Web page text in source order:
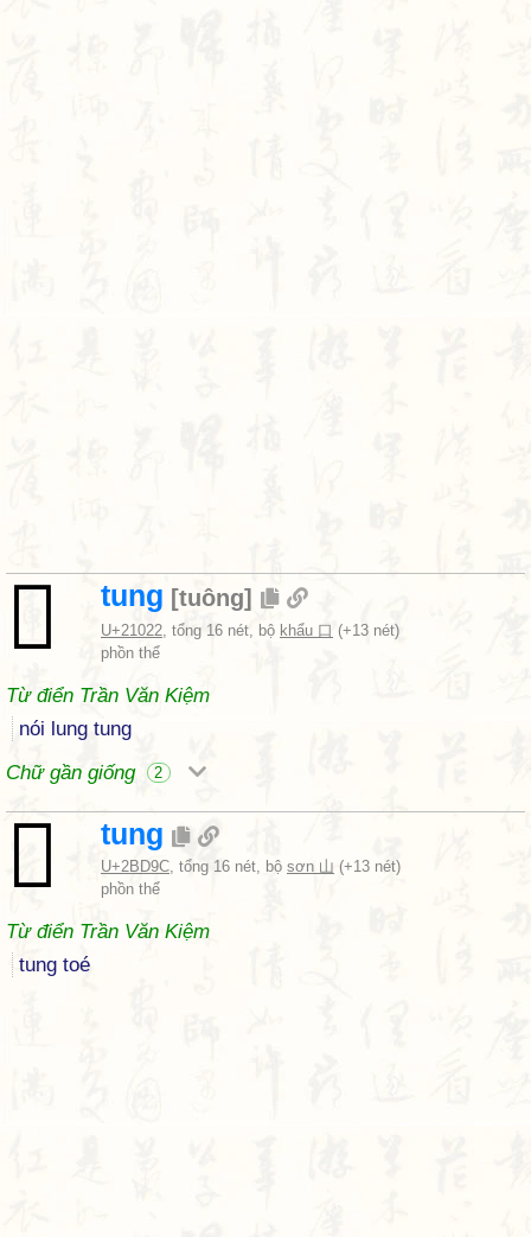
𡀢 tung [tuông]
U+21022, tổng 16 nét, bộ khẩu 口 (+13 nét)
phồn thể
Từ điển Trần Văn Kiệm
nói lung tung
Chữ gần giống
2
𫶜 tung
U+2BD9C, tổng 16 nét, bộ sơn 山 (+13 nét)
phồn thể
Từ điển Trần Văn Kiệm
tung toé